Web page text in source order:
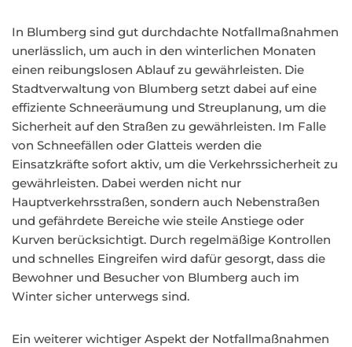
In Blumberg sind gut durchdachte Notfallmaßnahmen
unerlässlich, um auch in den winterlichen Monaten
einen reibungslosen Ablauf zu gewährleisten. Die
Stadtverwaltung von Blumberg setzt dabei auf eine
effiziente Schneeräumung und Streuplanung, um die
Sicherheit auf den Straßen zu gewährleisten. Im Falle
von Schneefällen oder Glatteis werden die
Einsatzkräfte sofort aktiv, um die Verkehrssicherheit zu
gewährleisten. Dabei werden nicht nur
Hauptverkehrsstraßen, sondern auch Nebenstraßen
und gefährdete Bereiche wie steile Anstiege oder
Kurven berücksichtigt. Durch regelmäßige Kontrollen
und schnelles Eingreifen wird dafür gesorgt, dass die
Bewohner und Besucher von Blumberg auch im
Winter sicher unterwegs sind.
Ein weiterer wichtiger Aspekt der Notfallmaßnahmen